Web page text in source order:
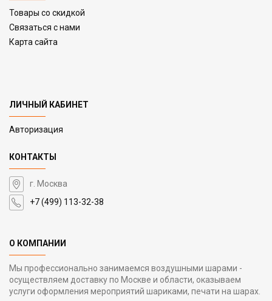
Товары со скидкой
Связаться с нами
Карта сайта
ЛИЧНЫЙ КАБИНЕТ
Авторизация
КОНТАКТЫ
г. Москва
+7 (499) 113-32-38
О КОМПАНИИ
Мы профессионально занимаемся воздушными шарами -
осуществляем доставку по Москве и области, оказываем
услуги оформления мероприятий шариками, печати на шарах.